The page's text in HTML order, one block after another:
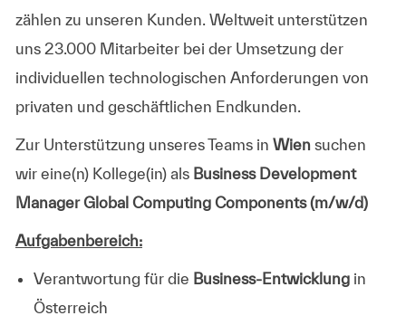
zählen zu unseren Kunden. Weltweit unterstützen
uns 23.000 Mitarbeiter bei der Umsetzung der
individuellen technologischen Anforderungen von
privaten und geschäftlichen Endkunden.
Zur Unterstützung unseres Teams in Wien suchen
wir eine(n) Kollege(in) als Business Development
Manager Global Computing Components (m/w/d)
Aufgabenbereich:
Verantwortung für die Business-Entwicklungin
Österreich